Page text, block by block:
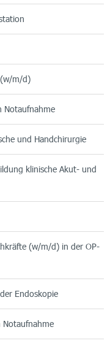
(w/m/d)
Notaufnahme
und Handchirurgie
klinische Akut- und
(w/m/d) in der OP-
Endoskopie